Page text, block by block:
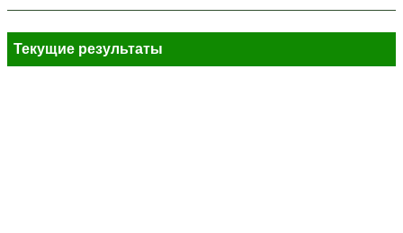
Текущие результаты